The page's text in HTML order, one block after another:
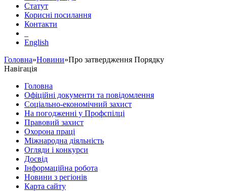
Статут
Корисні посилання
Контакти
English
Головна»Новини»Про затвердження Порядку
Навігація
Головна
Офіційні документи та повідомлення
Соціально-економічний захист
На погодженні у Профспілці
Правовий захист
Охорона праці
Міжнародна діяльність
Огляди і конкурси
Досвід
Інформаційна робота
Новини з регіонів
Карта сайту